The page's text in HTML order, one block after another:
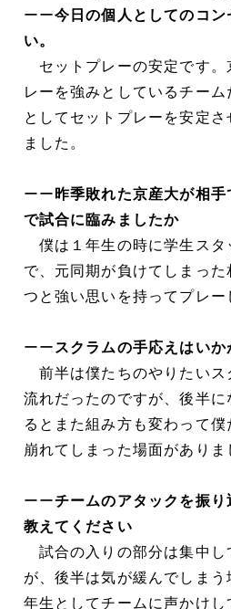
ーー今日の個人としてのコ
い。
セットプレーの安定です。
レーを強みとしているチー
としてセットプレーを安定
ました。
ーー昨季敗れた京産大が相
で試合に臨みましたか
僕は１年生の時に学生スタ
で、元同期が負けてしまった
つと強い思いを持ってプレー
ーースクラムの手応えはい
前半は僕たちのやりたいス
流れだったのですが、後半
るとまた組み方も変わって
崩れてしまった場面がありま
ーーチームのアタックを振
教えてください
試合の入りの部分は集中し
が、後半は気が緩んでしま
年生としてチームに声かけ